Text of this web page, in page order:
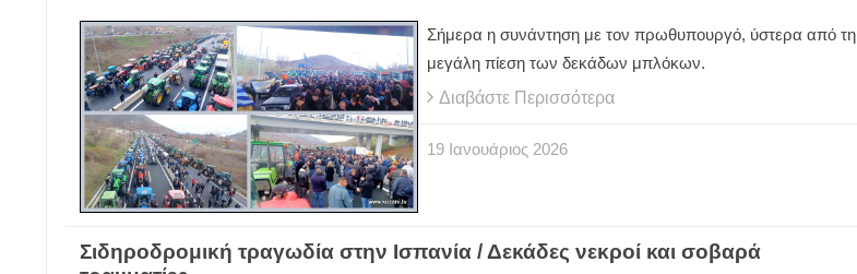
Σήμερα η συνάντηση με τον πρωθυπουργό, ύστερα από τη
μεγάλη πίεση των δεκάδων μπλόκων.
Διαβάστε Περισσότερα
19 Ιανουάριος 2026
Σιδηροδρομική τραγωδία στην Ισπανία / Δεκάδες νεκροί και σοβαρά